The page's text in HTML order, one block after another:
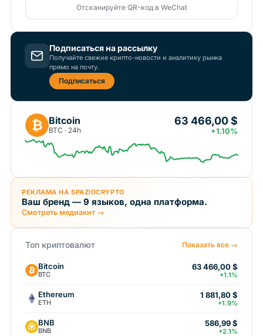
Отсканируйте QR-код в WeChat
Подписаться на рассылку
Получайте свежие крипто-новости и аналитику рынка
прямо на почту.
Подписаться
₿ Bitcoin
BTC · 24h
63 466,00 $
+1.10%
РЕКЛАМА НА SPAZIOCRYPTO
Ваш бренд — 9 языков, одна платформа.
Смотреть медиакит →
Топ криптовалют Показать все →
Bitcoin
BTC
63 466,00 $
+1.1%
Ethereum
ETH
1 881,80 $
+1.9%
BNB
BNB
586,99 $
+2.1%